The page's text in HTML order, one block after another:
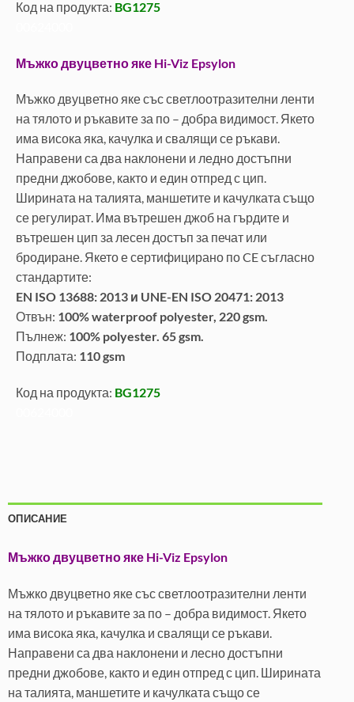
Код на продукта: BG1275
Мъжко двуцветно яке Hi-Viz Epsylon
Мъжко двуцветно яке със светлоотразителни ленти
на тялото и ръкавите за по – добра видимост. Якето
има висока яка, качулка и свалящи се ръкави.
Направени са два наклонени и ледно достъпни
предни джобове, както и един отпред с цип.
Ширината на талията, маншетите и качулката също
се регулират. Има вътрешен джоб на гърдите и
вътрешен цип за лесен достъп за печат или
бродиране. Якето е сертифицирано по CE съгласно
стандартите:
EN ISO 13688: 2013 и UNE-EN ISO 20471: 2013
Отвън: 100% waterproof polyester, 220 gsm.
Пълнеж: 100% polyester. 65 gsm.
Подплата: 110 gsm
Код на продукта: BG1275
ОПИСАНИЕ
Мъжко двуцветно яке Hi-Viz Epsylon
Мъжко двуцветно яке със светлоотразителни ленти
на тялото и ръкавите за по – добра видимост. Якето
има висока яка, качулка и свалящи се ръкави.
Направени са два наклонени и лесно достъпни
предни джобове, както и един отпред с цип. Ширината
на талията, маншетите и качулката също се